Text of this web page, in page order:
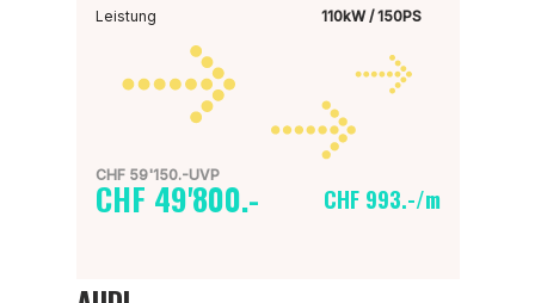
Leistung 110kW / 150PS
CHF 59'150.-UVP
CHF 49'800.- CHF 993.-/m